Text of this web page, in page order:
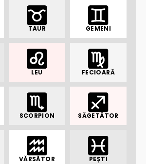
TAUR GEMENI
LEU FECIOARĂ
SCORPION SĂGETĂTOR
VĂRSĂTOR PEȘTI